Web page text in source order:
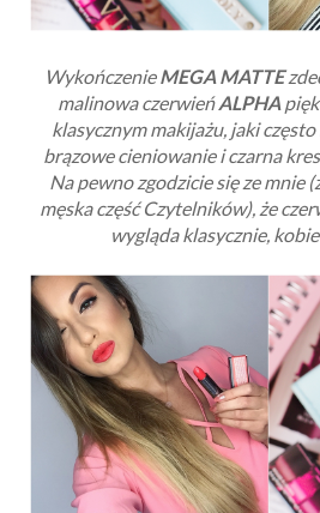
WykończenieMEGA MATTE
malinowa czerwieńALPHA
klasycznym makijażu, jaki
brązowe cieniowanie i czarna
Na pewno zgodzicie się ze mnie
męska część Czytelników), że
wygląda klasycznie,